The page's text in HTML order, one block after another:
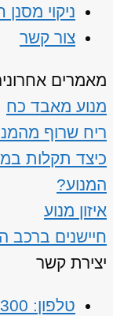
ניקוי מסנן
צור קשר
מאמרים
מנוע מאבד כח
ריח שרוף
כיצד תקלות
המנוע?
איזון מנוע
חיישנים ברכב
יצירת קשר
טלפון: 077-3635300